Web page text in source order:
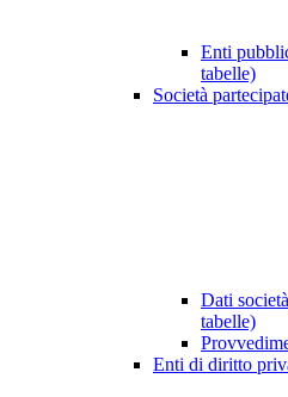
Enti
tabelle)
Società
Dati
tabelle)
Enti di diritto